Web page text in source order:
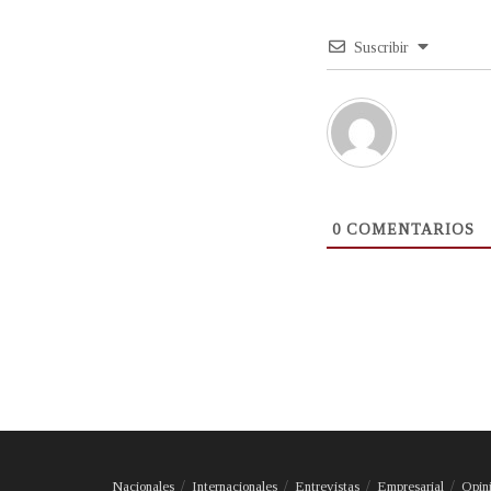
Suscribir
0 COMENTARIOS
Nacionales Internacionales Entrevistas Empresarial